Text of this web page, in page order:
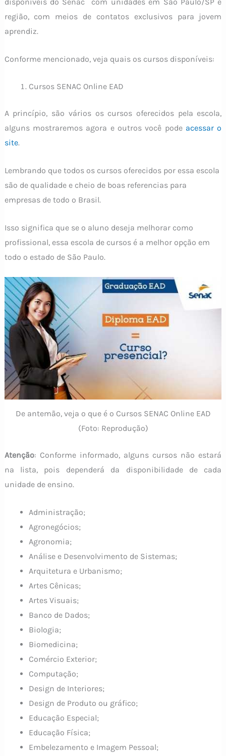
região, com meios de contatos exclusivos para jovem
aprendiz.
Conforme mencionado, veja quais os cursos disponíveis:
Cursos SENAC Online EAD
A princípio, são vários os cursos oferecidos pela escola,
alguns mostraremos agora e outros você pode acessar o
site.
Lembrando que todos os cursos oferecidos por essa escola
são de qualidade e cheio de boas referencias para
empresas de todo o Brasil.
Isso significa que se o aluno deseja melhorar como
profissional, essa escola de cursos é a melhor opção em
todo o estado de São Paulo.
De antemão, veja o que é o Cursos SENAC Online EAD
(Foto: Reprodução)
Atenção: Conforme informado, alguns cursos não estará
na lista, pois dependerá da disponibilidade de cada
unidade de ensino.
Administração;
Agronegócios;
Agronomia;
Análise e Desenvolvimento de Sistemas;
Arquitetura e Urbanismo;
Artes Cênicas;
Artes Visuais;
Banco de Dados;
Biologia;
Biomedicina;
Comércio Exterior;
Computação;
Design de Interiores;
Design de Produto ou gráfico;
Educação Especial;
Educação Física;
Embelezamento e Imagem Pessoal;